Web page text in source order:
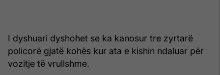
I dyshuari dyshohet se ka kanosur tre zyrtarë
policorë gjatë kohës kur ata e kishin ndaluar për
vozitje të vrullshme.